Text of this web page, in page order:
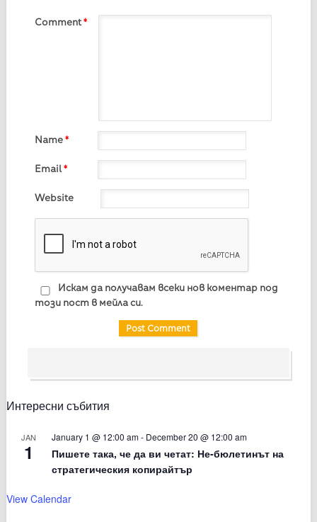
Comment*
Name*
Email*
Website
Искам да получавам всеки нов коментар под
този пост в мейла си.
Интересни събития
JAN
1
January 1 @ 12:00 am- December 20 @ 12:00 am
Пишете така, че да ви четат: Не-бюлетинът на
стратегическия копирайтър
View Calendar